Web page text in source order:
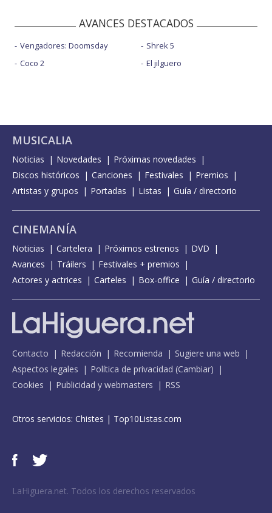
AVANCES DESTACADOS
Vengadores: Doomsday
Coco 2
Shrek 5
El jilguero
MUSICALIA
Noticias Novedades
Próximas novedades
Discos históricos
Canciones Festivales
Premios
Artistas y grupos
Portadas Listas Guía / directorio
CINEMANÍA
Noticias Cartelera Próximos estrenos
DVD
Avances
Tráilers
Festivales + premios
Actores y actrices
Carteles Box-office Guía / directorio
Contacto Redacción Recomienda
Sugiere una web
Aspectos legales
Política de privacidad (Cambiar)
Cookies
Publicidad y webmasters RSS
Otros servicios: Chistes | Top10Listas.com
LaHiguera.net. Todos los derechos reservados